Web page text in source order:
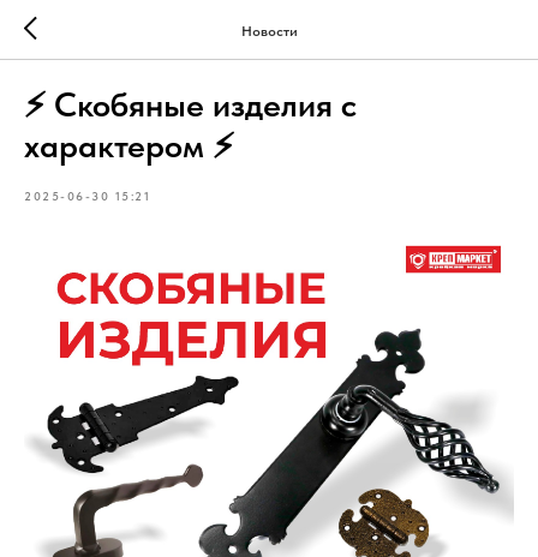
Новости
⚡️ Скобяные изделия с
характером ⚡
2025-06-30 15:21